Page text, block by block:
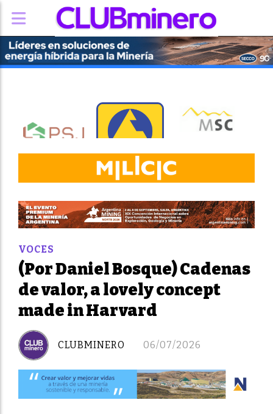
(Por Daniel Bosque) Cadenas
de valor, a lovely concept
made in Harvard
VOCES
06/07/2026
CLUBMINERO